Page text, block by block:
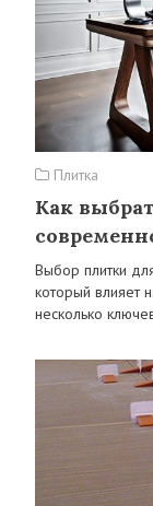
Плитка
Как
Выбор плитки
который влияет
несколько